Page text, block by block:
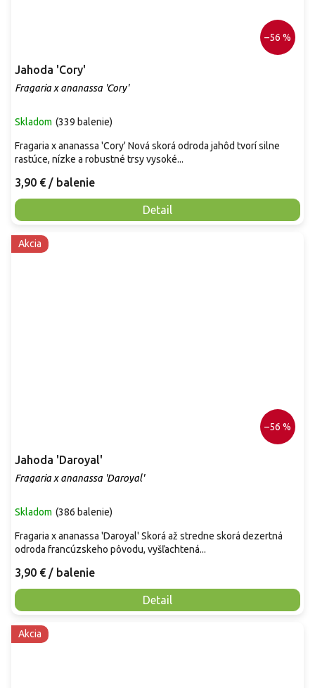
–56 %
Jahoda 'Cory'
Fragaria x ananassa 'Cory'
Skladom (339 balenie)
3,90 € / balenie
Detail
Fragaria x ananassa 'Cory' Nová skorá odroda jahôd tvorí silne
rastúce, nízke a robustné trsy vysoké...
Akcia
–56 %
Jahoda 'Daroyal'
Fragaria x ananassa 'Daroyal'
Skladom (386 balenie)
3,90 € / balenie
Detail
Fragaria x ananassa 'Daroyal' Skorá až stredne skorá dezertná
odroda francúzskeho pôvodu, vyšľachtená...
Akcia